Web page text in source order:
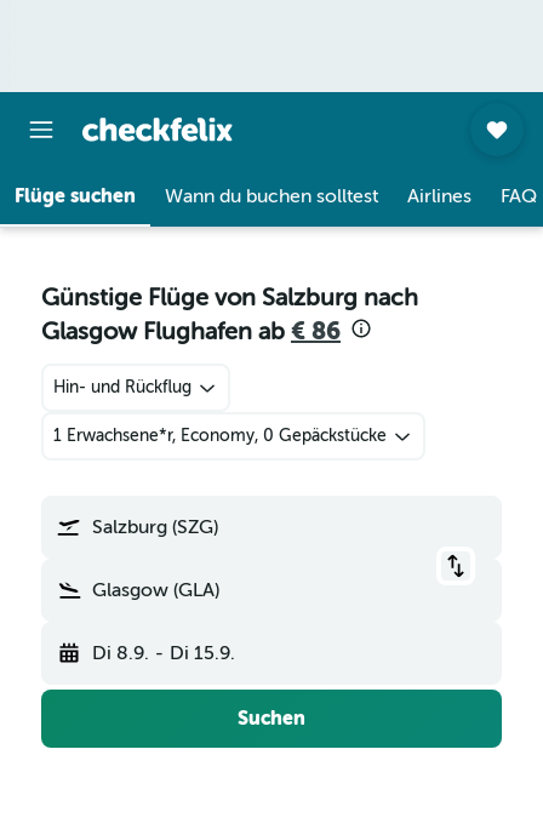
Flüge suchen Wann du buchen solltest Airlines FAQ
Günstige Flüge von Salzburg nach
Glasgow Flughafen ab € 86
Hin- und Rückflug
1 Erwachsene*r, Economy, 0 Gepäckstücke
Salzburg (SZG)
Glasgow (GLA)
Di 8.9. - Di 15.9.
Suchen